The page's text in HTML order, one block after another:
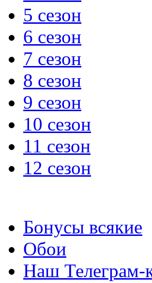
5 сезон
6 сезон
7 сезон
8 сезон
9 сезон
10 сезон
11 сезон
12 сезон
Бонусы всякие
Обои
Наш Телеграм-